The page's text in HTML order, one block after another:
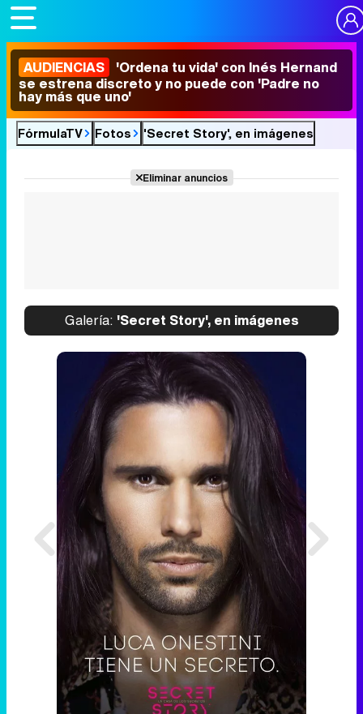
AUDIENCIAS 'Ordena tu vida' con Inés Hernand
se estrena discreto y no puede con 'Padre no
hay más que uno'
FórmulaTV Fotos 'Secret Story', en imágenes
Eliminar anuncios
Galería: 'Secret Story', en imágenes